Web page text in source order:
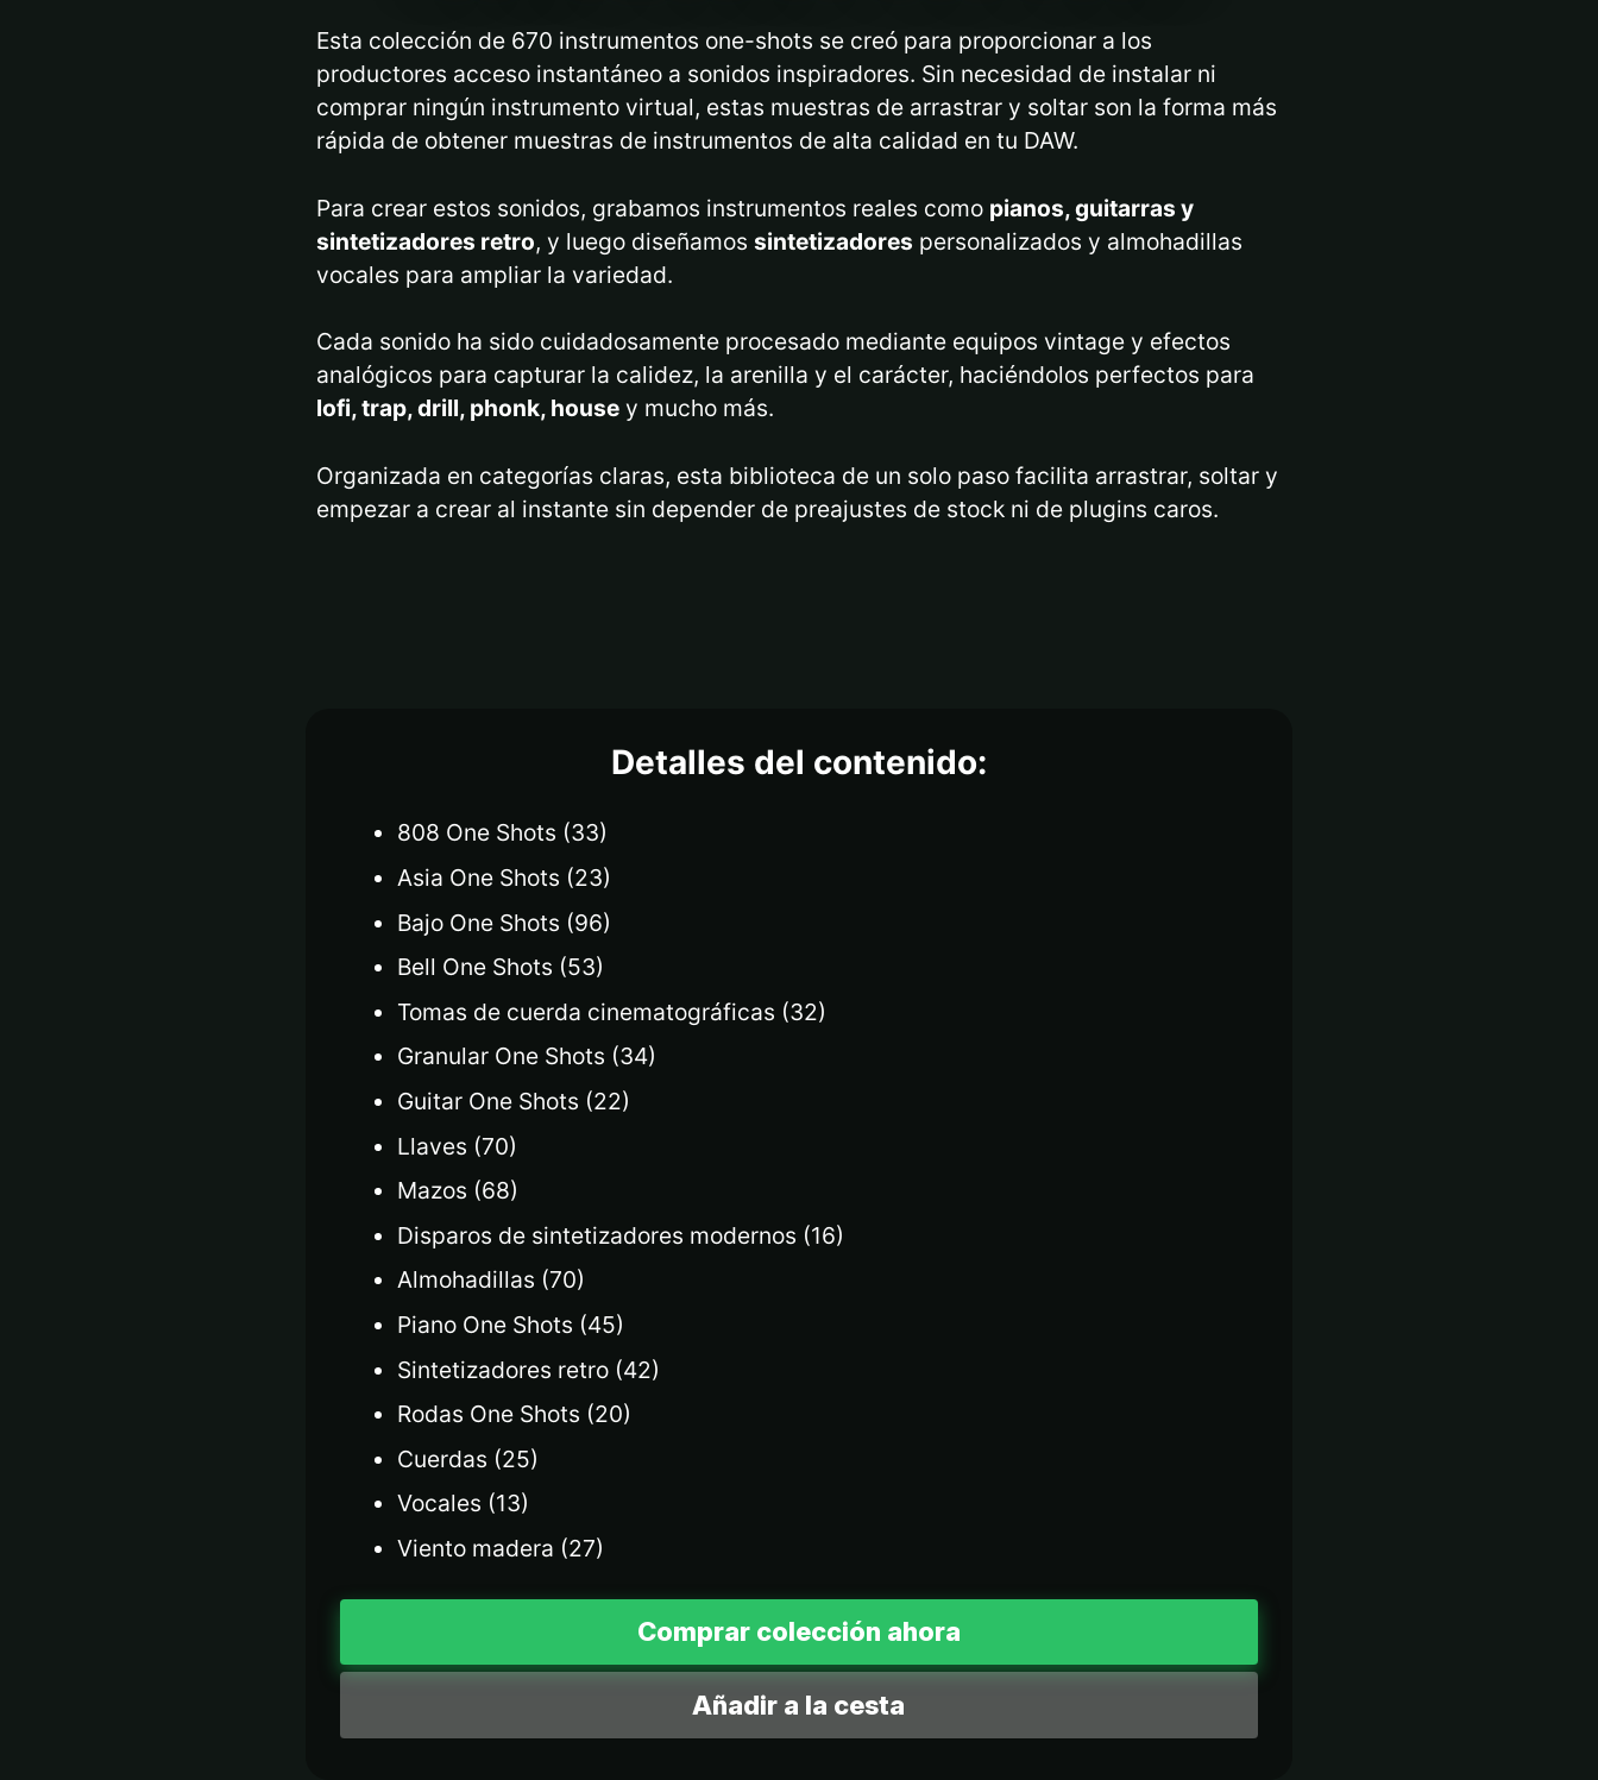
Esta colección de 670 instrumentos one-shots se creó para proporcionar a los
productores acceso instantáneo a sonidos inspiradores. Sin necesidad de instalar ni
comprar ningún instrumento virtual, estas muestras de arrastrar y soltar son la forma más
rápida de obtener muestras de instrumentos de alta calidad en tu DAW.
Para crear estos sonidos, grabamos instrumentos reales como pianos, guitarras y
sintetizadores retro, y luego diseñamos sintetizadores personalizados y almohadillas
vocales para ampliar la variedad.
Cada sonido ha sido cuidadosamente procesado mediante equipos vintage y efectos
analógicos para capturar la calidez, la arenilla y el carácter, haciéndolos perfectos para
lofi, trap, drill, phonk, housey mucho más.
Organizada en categorías claras, esta biblioteca de un solo paso facilita arrastrar, soltar y
empezar a crear al instante sin depender de preajustes de stock ni de plugins caros.
Detalles del contenido:
808 One Shots (33)
Asia One Shots (23)
Bajo One Shots (96)
Bell One Shots (53)
Tomas de cuerda cinematográficas (32)
Granular One Shots (34)
Guitar One Shots (22)
Llaves (70)
Mazos (68)
Disparos de sintetizadores modernos (16)
Almohadillas (70)
Piano One Shots (45)
Sintetizadores retro (42)
Rodas One Shots (20)
Cuerdas (25)
Vocales (13)
Viento madera (27)
Comprar colección ahora
Añadir a la cesta